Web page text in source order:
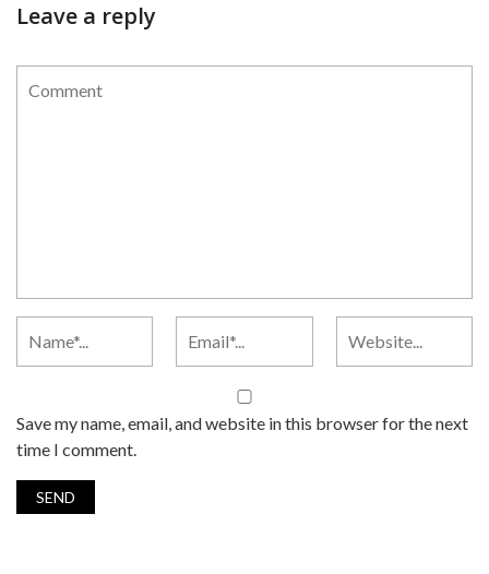
Leave a reply
Save my name, email, and website in this browser for the next
time I comment.